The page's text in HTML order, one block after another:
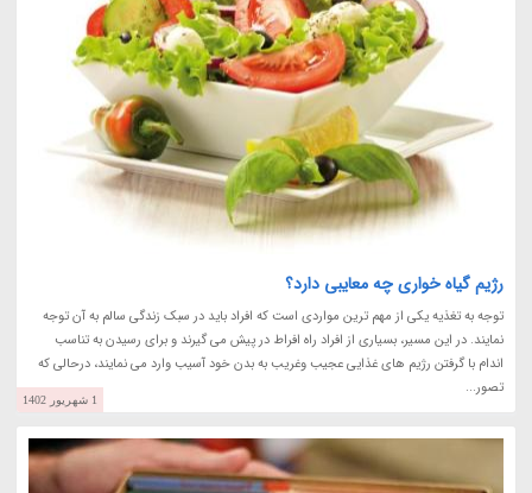
رژیم گیاه خواری چه معایبی دارد؟
توجه به تغذیه یکی از مهم ترین مواردی است که افراد باید در سبک زندگی سالم به آن توجه
نمایند. در این مسیر، بسیاری از افراد راه افراط در پیش می گیرند و برای رسیدن به تناسب
اندام با گرفتن رژیم های غذایی عجیب وغریب به بدن خود آسیب وارد می نمایند، درحالی که
تصور...
1 شهریور 1402